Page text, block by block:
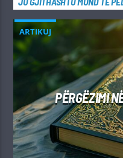
ARTIKUJ
PËRGËZIMI